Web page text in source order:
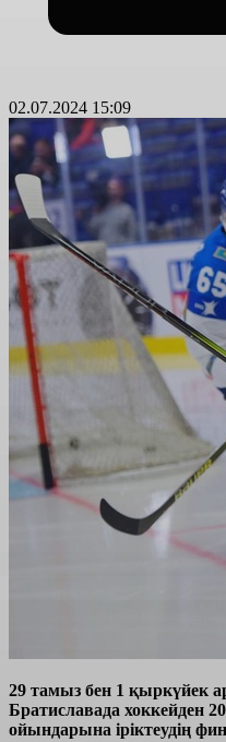
02.07.2024 15:09
29 тамыз бен 1 қыркүйек
Братиславада хоккейден
ойындарына іріктеудің